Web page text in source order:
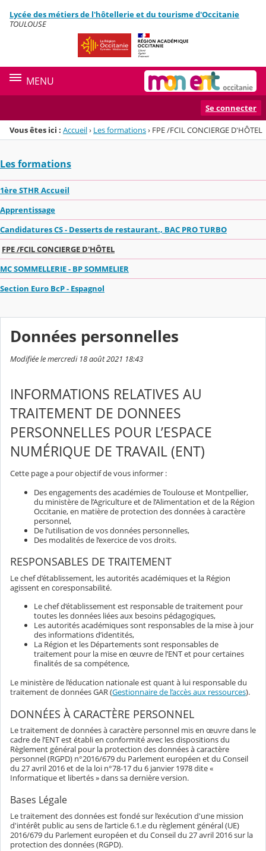
Menu de la rubrique
Contenu
Lycée des métiers de l'hôtellerie et du tourisme d'Occitanie
TOULOUSE
MENU
Se connecter
Vous êtes ici : Accueil› Les formations› FPE /FCIL CONCIERGE D'HÔTEL
Les formations
1ère STHR Accueil
Apprentissage
Candidatures CS - Desserts de restaurant., BAC PRO TURBO
FPE /FCIL CONCIERGE D'HÔTEL
MC SOMMELLERIE - BP SOMMELIER
Section Euro BcP - Espagnol
Données personnelles
Modifiée le mercredi 18 août 2021 18:43
INFORMATIONS RELATIVES AU
TRAITEMENT DE DONNEES
PERSONNELLES POUR L’ESPACE
NUMÉRIQUE DE TRAVAIL (ENT)
Cette page a pour objectif de vous informer :
Des engagements des académies de Toulouse et Montpellier,
du ministère de l’Agriculture et de l’Alimentation et de la Région
Occitanie, en matière de protection des données à caractère
personnel,
De l’utilisation de vos données personnelles,
Des modalités de l’exercice de vos droits.
RESPONSABLES DE TRAITEMENT
Le chef d’établissement, les autorités académiques et la Région
agissent en coresponsabilité.
Le chef d’établissement est responsable de traitement pour
toutes les données liées aux besoins pédagogiques,
Les autorités académiques sont responsables de la mise à jour
des informations d’identités,
La Région et les Départements sont responsables de
traitement pour la mise en œuvre de l’ENT et pour certaines
finalités de sa compétence,
Le ministère de l’éducation nationale est quant à lui responsable du
traitement de données GAR (Gestionnaire de l’accès aux ressources).
DONNÉES À CARACTÈRE PERSONNEL
Le traitement de données à caractère personnel mis en œuvre dans le
cadre de l’ENT est établi en conformité avec les dispositions du
Règlement général pour la protection des données à caractère
personnel (RGPD) n°2016/679 du Parlement européen et du Conseil
du 27 avril 2016 et de la loi n°78-17 du 6 janvier 1978 dite «
Informatique et libertés » dans sa dernière version.
Bases Légale
Le traitement des données est fondé sur l’exécution d'une mission
d'intérêt public au sens de l’article 6.1.e du règlement général (UE)
2016/679 du Parlement européen et du Conseil du 27 avril 2016 sur la
protection des données (RGPD).